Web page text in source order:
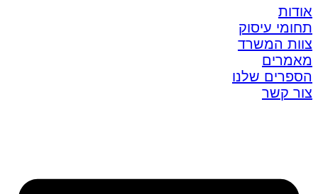
אודות
תחומי עיסוק
צוות המשרד
מאמרים
הספרים שלנו
צור קשר